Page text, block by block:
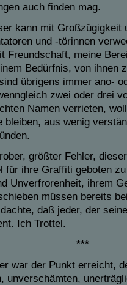
auch finden mag.
kann mit Großzügigkeit
und -törinnen
Freundschaft, meine
Bedürfnis, von ihnen
übrigens immer ano-
zwei oder drei
Namen verrieten,
bleiben, aus wenig
ber, größter Fehler, dieser
für ihre Graffiti geboten
Unverfrorenheit, ihrem
müssen bereits
daß jeder, der
Ich Trottel.
***
war der Punkt erreicht,
unverschämten,